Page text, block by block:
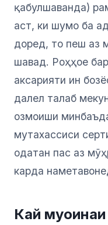
қабулшаванда)
аст, ки шумо ба
доред, то пеш аз
шавад. Роҳҳое
аксарияти ин
далел талаб
озмоиши
мутахассиси
одатан пас аз
карда
Кай